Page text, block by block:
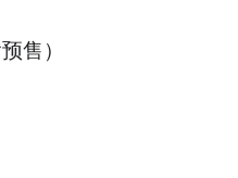
售）